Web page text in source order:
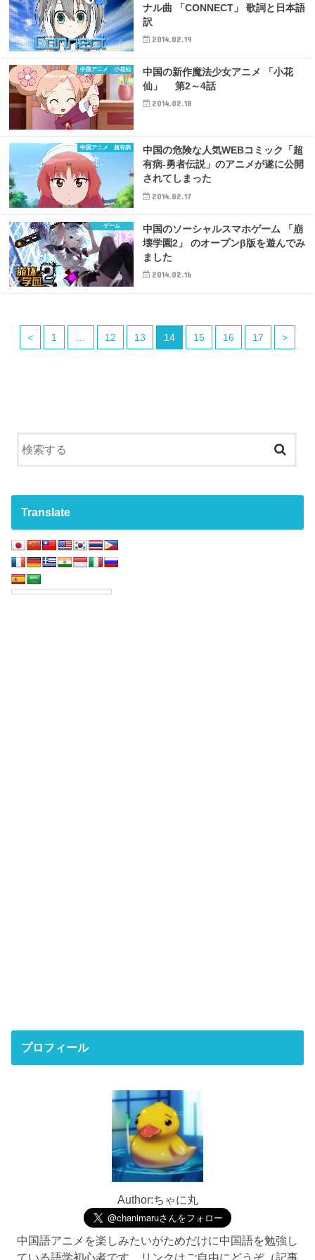
ナル曲 「CONNECT」 歌詞と日本語
訳
2014.02.19
中国アニメ 小花仙
中国の新作魔法少女アニメ 「小花
仙」 第2～4話
2014.02.18
中国アニメ 超有病
中国の危険な人気WEBコミック「超
有病-勇者伝説」のアニメが遂に公開
されてしまった
2014.02.17
ゲーム
中国のソーシャルスマホゲーム 「崩
壊学園2」 のオープンβ版を遊んでみ
ました
2014.02.16
< 1 12 13 14 15 16 17 >
Translate
プロフィール
Author:ちゃに丸
中国語アニメを楽しみたいがためだけに中国語を勉強し
ている語学初心者です。リンクはご自由にどうぞ（記事